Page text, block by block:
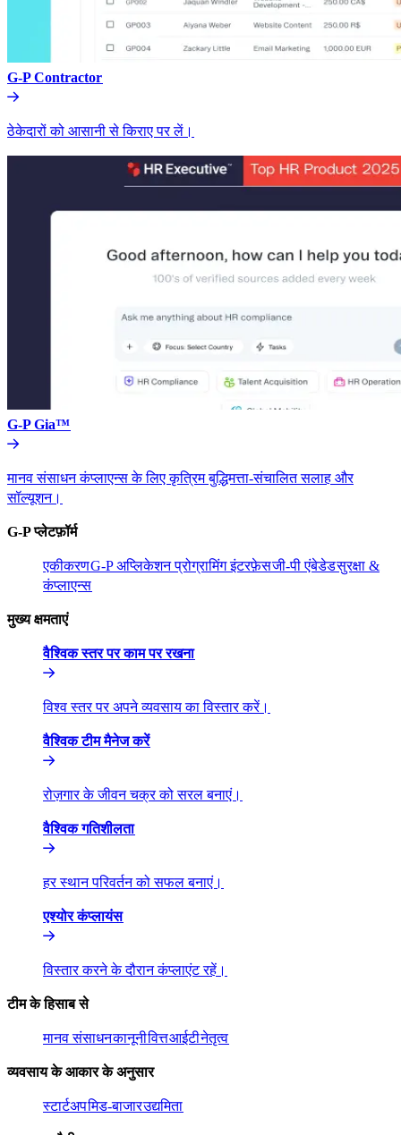
G-P Contractor​​
ठेकेदारों को आसानी से किराए पर लें।​​
G-P Gia™​​
मानव संसाधन कंप्लाएन्स के लिए कृत्रिम बुद्धिमत्ता-संचालित सलाह और
सॉल्यूशन।​​
G-P प्लेटफ़ॉर्म​​
एकीकरण​​G-P अप्लिकेशन प्रोग्रामिंग इंटरफ़ेस​​जी-पी एंबेडेड​​सुरक्षा &
कंप्लाएन्स​​
मुख्य क्षमताएं​​
वैश्विक स्तर पर काम पर रखना​​
विश्व स्तर पर अपने व्यवसाय का विस्तार करें।​​
वैश्विक टीम मैनेज करें​​
रोज़गार के जीवन चक्र को सरल बनाएं।​​
वैश्विक गतिशीलता​​
हर स्थान परिवर्तन को सफल बनाएं।​​
एश्योर कंप्लायंस​​
विस्तार करने के दौरान कंप्लाएंट रहें।​​
टीम के हिसाब से​​
मानव संसाधन​​कानूनी​​वित्त​​आईटी​​नेतृत्व​​
व्यवसाय के आकार के अनुसार​​
स्टार्टअप​​मिड-बाजार​​उद्यमिता​​